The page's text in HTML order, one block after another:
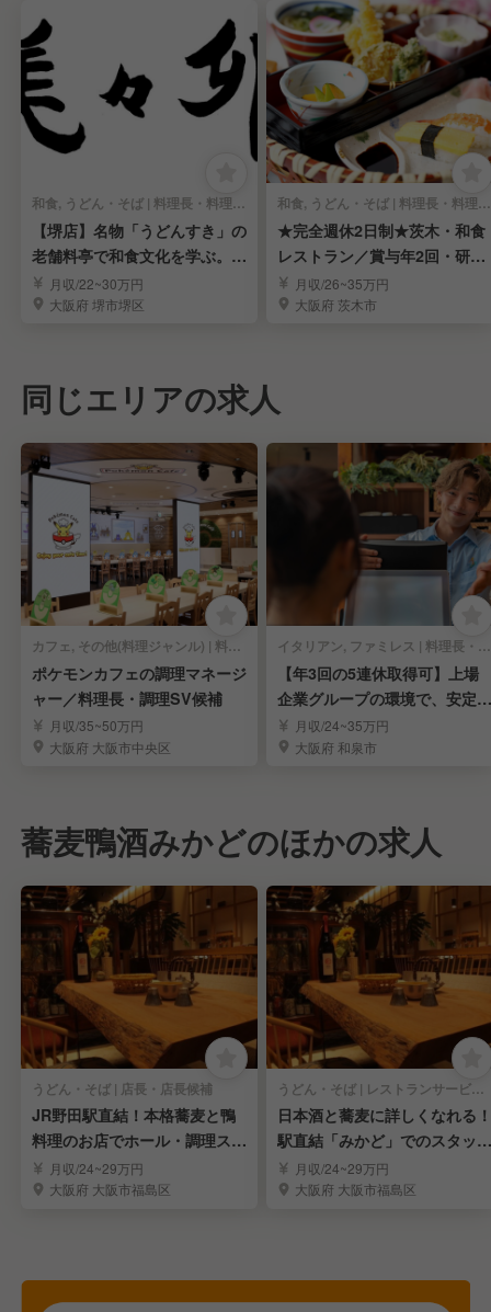
和食, うどん・そば | 料理長・料理長候補
【堺店】名物「うどんすき」の
老舗料亭で和食文化を学ぶ。調
理スタッフ！
月収/22~30万円
大阪府 堺市堺区
和食, うどん・そば | 料理長・料理長候補
★完全週休2日制★茨木・和食
レストラン／賞与年2回・研修
充実月収/26~35万円
大阪府 茨木市
同じエリアの求人
カフェ, その他(料理ジャンル) | 料理長・料理長候補
ポケモンカフェの調理マネージ
ャー／料理長・調理SV候補
月収/35~50万円
大阪府 大阪市中央区
イタリアン, ファミレス | 料理長・料理長候補
【年3回の5連休取得可】上場
企業グループの環境で、安定し
たキャリアアップ！
月収/24~35万円
大阪府 和泉市
蕎麦鴨酒みかどのほかの求人
うどん・そば | 店長・店長候補
JR野田駅直結！本格蕎麦と鴨
料理のお店でホール・調理スタ
ッフ募集
月収/24~29万円
大阪府 大阪市福島区
うどん・そば | レストランサービス・ホールスタッフ
日本酒と蕎麦に詳しくなれる！
駅直結「みかど」でのスタッフ
募集！
月収/24~29万円
大阪府 大阪市福島区